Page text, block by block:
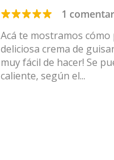
1
Acá te mostramos
deliciosa crema de
muy fácil de hacer! Se
caliente, según el...